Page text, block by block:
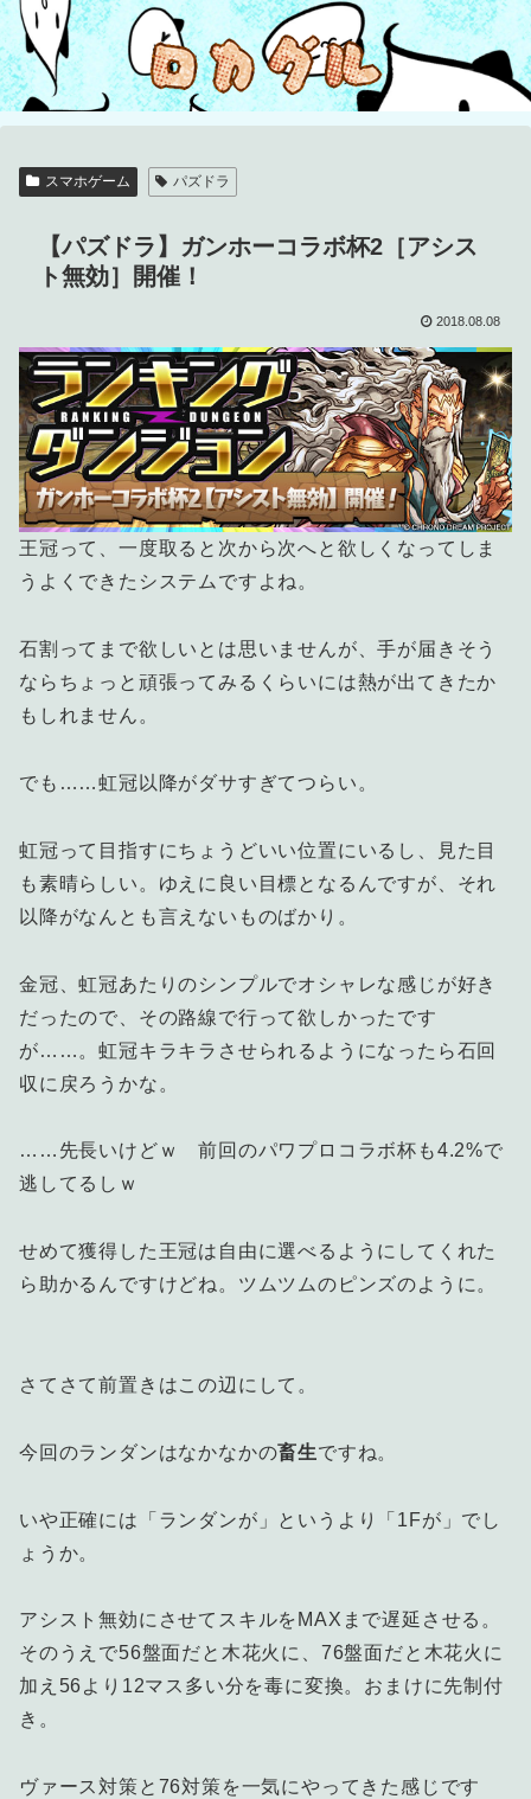
スマホゲーム パズドラ
【パズドラ】ガンホーコラボ杯2［アシス
ト無効］開催！
2018.08.08
王冠って、一度取ると次から次へと欲しくなってしま
うよくできたシステムですよね。
石割ってまで欲しいとは思いませんが、手が届きそう
ならちょっと頑張ってみるくらいには熱が出てきたか
もしれません。
でも……虹冠以降がダサすぎてつらい。
虹冠って目指すにちょうどいい位置にいるし、見た目
も素晴らしい。ゆえに良い目標となるんですが、それ
以降がなんとも言えないものばかり。
金冠、虹冠あたりのシンプルでオシャレな感じが好き
だったので、その路線で行って欲しかったです
が……。虹冠キラキラさせられるようになったら石回
収に戻ろうかな。
……先長いけどｗ 前回のパワプロコラボ杯も4.2%で
逃してるしｗ
せめて獲得した王冠は自由に選べるようにしてくれた
ら助かるんですけどね。ツムツムのピンズのように。
さてさて前置きはこの辺にして。
今回のランダンはなかなかの畜生ですね。
いや正確には「ランダンが」というより「1Fが」でし
ょうか。
アシスト無効にさせてスキルをMAXまで遅延させる。
そのうえで56盤面だと木花火に、76盤面だと木花火に
加え56より12マス多い分を毒に変換。おまけに先制付
き。
ヴァース対策と76対策を一気にやってきた感じです